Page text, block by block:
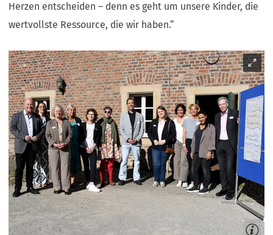
Herzen entscheiden – denn es geht um unsere Kinder, die
wertvollste Ressource, die wir haben.“